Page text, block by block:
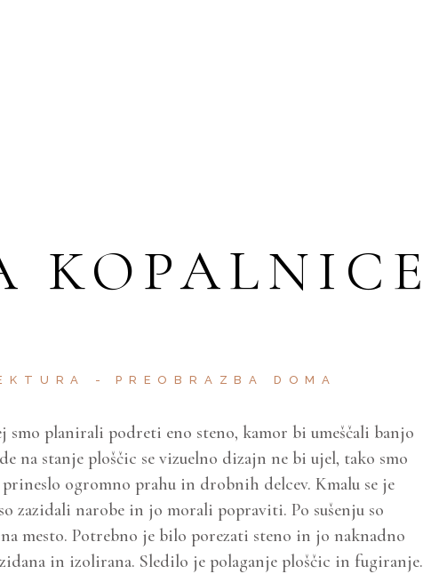
KOPALNICE
PREOBRAZBA DOMA
smo planirali podreti eno steno, kamor bi umeščali banjo
na stanje ploščic se vizuelno dizajn ne bi ujel, tako smo
ogromno prahu in drobnih delcev. Kmalu se je
zazidali narobe in jo morali popraviti. Po sušenju so
mesto. Potrebno je bilo porezati steno in jo naknadno
in izolirana. Sledilo je polaganje ploščic in fugiranje.